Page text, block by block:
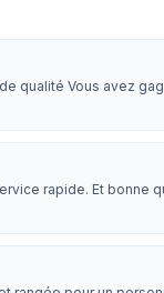
qualité Vous avez
rapide. Et bonne